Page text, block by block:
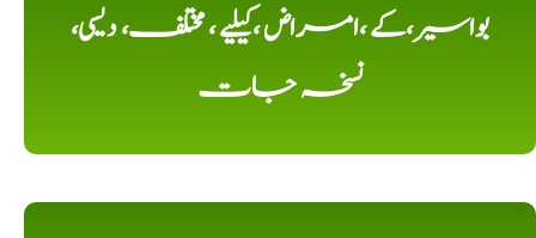
بواسیر،کے ،امراض ،کیلیے ، مختلف، دیسی،
نسخہ جات